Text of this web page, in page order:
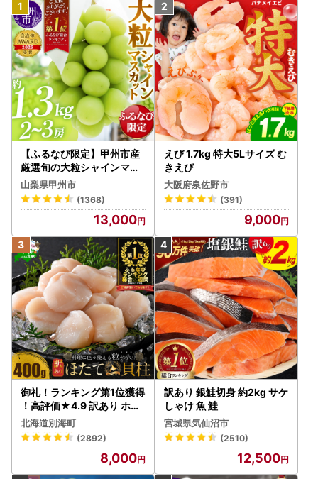
【ふるなび限定】甲州市産
厳選旬の大粒シャインマス
カット 約1.3kg 2～3房【2
026年発送】（MG）B12-
472 FN-Limited-VO シャ
インマスカット フルーツ
山梨県甲州市
(1368)
13,000
えび 1.7kg 特大5Lサイズ む
きえび
大阪府泉佐野市
(391)
9,000
御礼！ランキング第1位獲得
！高評価★4.9 訳あり ホタ
テ 400g（ほたて 帆立 貝柱
冷凍 ）
北海道別海町
(2892)
8,000
訳あり 銀鮭切身 約2kg サケ
しゃけ 魚 鮭
宮城県気仙沼市
(2510)
12,500